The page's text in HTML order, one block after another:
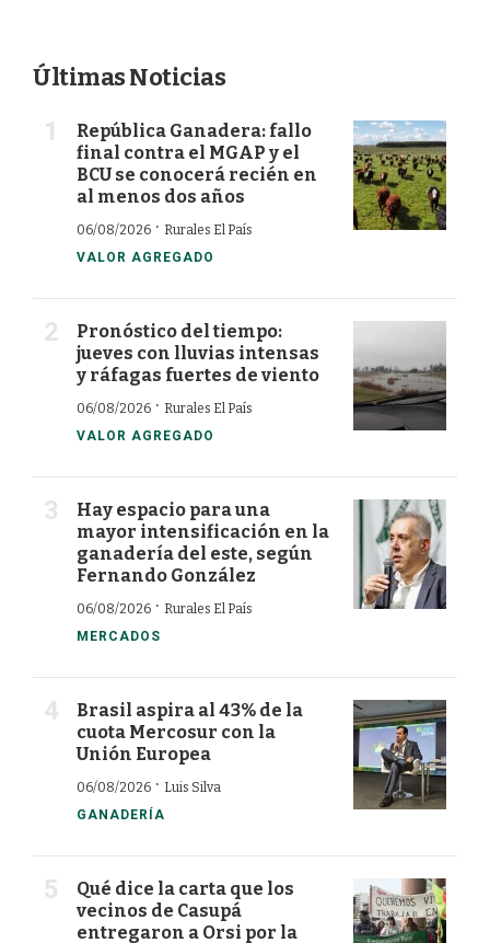
Últimas Noticias
República Ganadera: fallo
final contra el MGAP y el
BCU se conocerá recién en
al menos dos años
06/08/2026 · Rurales El País
VALOR AGREGADO
Pronóstico del tiempo:
jueves con lluvias intensas
y ráfagas fuertes de viento
06/08/2026 · Rurales El País
VALOR AGREGADO
Hay espacio para una
mayor intensificación en la
ganadería del este, según
Fernando González
06/08/2026 · Rurales El País
MERCADOS
Brasil aspira al 43% de la
cuota Mercosur con la
Unión Europea
06/08/2026 · Luis Silva
GANADERÍA
Qué dice la carta que los
vecinos de Casupá
entregaron a Orsi por la